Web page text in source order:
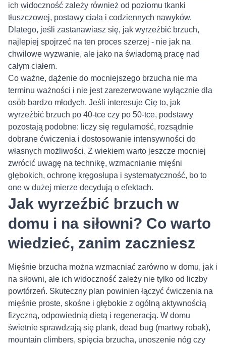
ich widoczność zależy również od poziomu tkanki
tłuszczowej, postawy ciała i codziennych nawyków.
Dlatego, jeśli zastanawiasz się, jak wyrzeźbić brzuch,
najlepiej spojrzeć na ten proces szerzej - nie jak na
chwilowe wyzwanie, ale jako na świadomą pracę nad
całym ciałem.
Co ważne, dążenie do mocniejszego brzucha nie ma
terminu ważności i nie jest zarezerwowane wyłącznie dla
osób bardzo młodych. Jeśli interesuje Cię to, jak
wyrzeźbić brzuch po 40-tce czy po 50-tce, podstawy
pozostają podobne: liczy się regularność, rozsądnie
dobrane ćwiczenia i dostosowanie intensywności do
własnych możliwości. Z wiekiem warto jeszcze mocniej
zwrócić uwagę na technikę, wzmacnianie mięśni
głębokich, ochronę kręgosłupa i systematyczność, bo to
one w dużej mierze decydują o efektach.
Jak wyrzeźbić brzuch w
domu i na siłowni? Co warto
wiedzieć, zanim zaczniesz
Mięśnie brzucha można wzmacniać zarówno w domu, jak i
na siłowni, ale ich widoczność zależy nie tylko od liczby
powtórzeń. Skuteczny plan powinien łączyć ćwiczenia na
mięśnie proste, skośne i głębokie z ogólną aktywnością
fizyczną, odpowiednią dietą i regeneracją. W domu
świetnie sprawdzają się plank, dead bug (martwy robak),
mountain climbers, spięcia brzucha, unoszenie nóg czy